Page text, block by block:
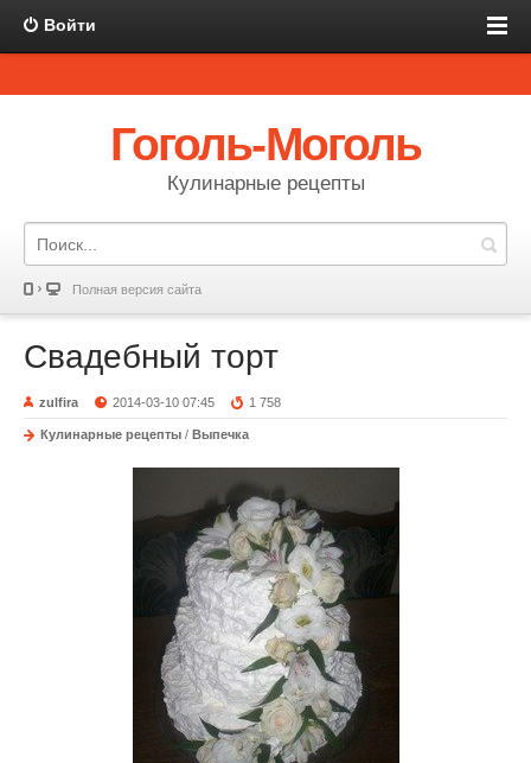
Войти
Гоголь-Моголь
Кулинарные рецепты
Полная версия сайта
Свадебный торт
zulfira 2014-03-10 07:45 1 758
Кулинарные рецепты / Выпечка